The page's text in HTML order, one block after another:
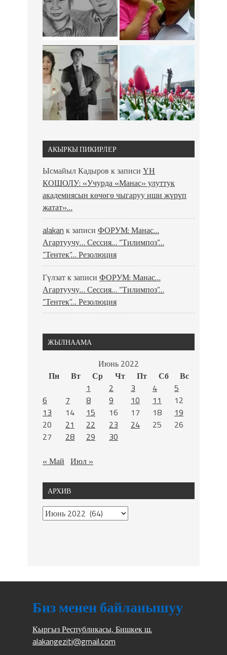
АКЫРКЫ ПИКИРЛЕР
Ысмайыл Кадыров к записи ҮН
КОШОЛУ: «Учурда «Манас» улуттук
академиясын көчөгө чыгаруу иши жүрүп
жатат»…
alakan к записи ФОРУМ: Манас…
Агартуучу… Сессия… “Тилимпоз”…
“Тентек”… Резолюция
Гүлзатк записи ФОРУМ: Манас…
Агартуучу… Сессия… “Тилимпоз”…
“Тентек”… Резолюция
ЖЫЛНААМА
Июнь 2022
Пн
Вт Ср Чт Пт Сб
Вс
1
2 3 4
5
6
7 8 9 10 11
12
13
14 15 16 17 18
19
20
21 22 23 24 25
26
27
28 29
30
« Май Июл »
АРХИВ
Биз менен байланышуу
Кыргыз Республикасы, Бишкек ш.
alakangeziti@gmail.com